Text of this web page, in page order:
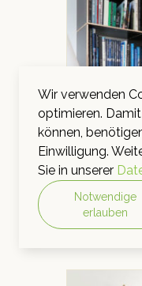
Wir verwenden
optimieren.
können,
Einwilligung.
Sie in unserer
Notwendige
erlauben